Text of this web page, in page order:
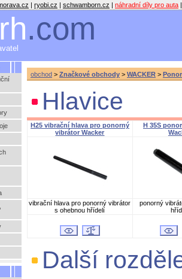
| ryobi.cz | schwamborn.cz | náhradní díly pro auta |
.com
obchod > Značkové obchody > WACKER >
Hlavice
H25 vibrační hlava pro ponorný
vibrátor Wacker
H 35S
vibrační hlava pro ponorný vibrátor
s ohebnou hřídelí
ponorný
Další